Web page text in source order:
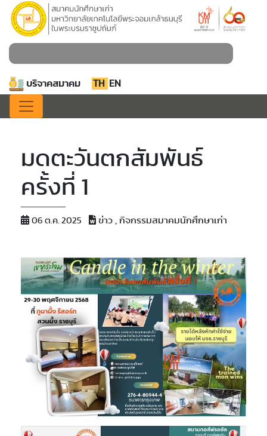
บริจาคสมาคม TH EN
มดตะวันตกสัมพันธ์
ครั้งที่ 1
06 ต.ค. 2025 ข่าว , กิจกรรมสมาคมนักศึกษาเก่า